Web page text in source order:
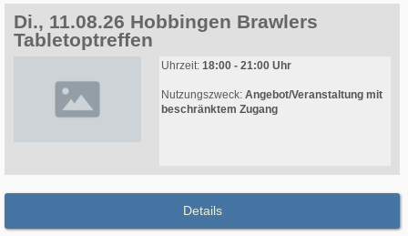
Di., 11.08.26 Hobbingen Brawlers
Tabletoptreffen
Uhrzeit: 18:00 - 21:00 Uhr
Nutzungszweck: Angebot/Veranstaltung mit
beschränktem Zugang
Details